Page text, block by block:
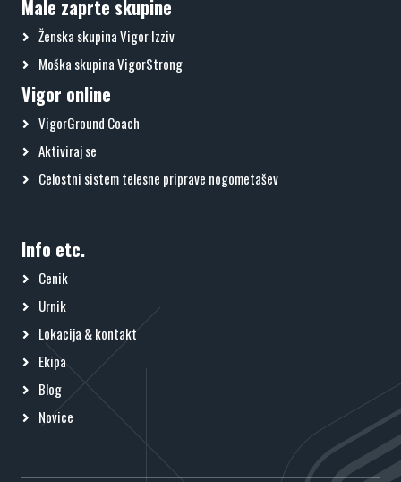
Male zaprte skupine
Ženska skupina Vigor Izziv
Moška skupina VigorStrong
Vigor online
VigorGround Coach
Aktiviraj se
Celostni sistem telesne priprave nogometašev
Info etc.
Cenik
Urnik
Lokacija & kontakt
Ekipa
Blog
Novice